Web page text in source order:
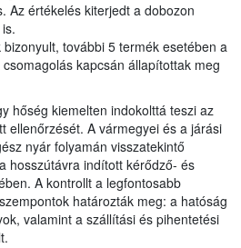
Az értékelés kiterjedt a dobozon
további 5 termék esetében a
kapcsán állapítottak meg
hőség kiemelten indokolttá teszi az
ellenőrzését. A vármegyei és a járási
nyár folyamán visszatekintő
hosszútávra indított kérődző- és
A kontrollt a legfontosabb
határozták meg: a hatóság
valamint a szállítási és pihentetési